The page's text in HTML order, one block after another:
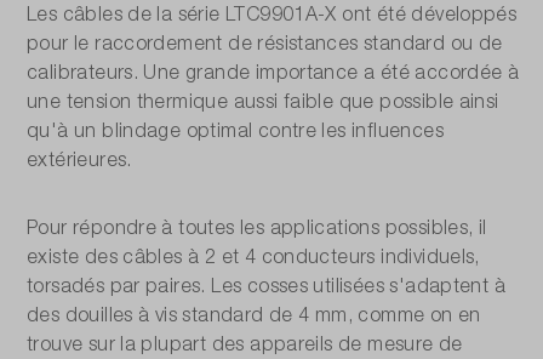
Les câbles de la série LTC9901A-X ont été développés
pour le raccordement de résistances standard ou de
calibrateurs. Une grande importance a été accordée à
une tension thermique aussi faible que possible ainsi
qu'à un blindage optimal contre les influences
extérieures.
Pour répondre à toutes les applications possibles, il
existe des câbles à 2 et 4 conducteurs individuels,
torsadés par paires. Les cosses utilisées s'adaptent à
des douilles à vis standard de 4 mm, comme on en
trouve sur la plupart des appareils de mesure de